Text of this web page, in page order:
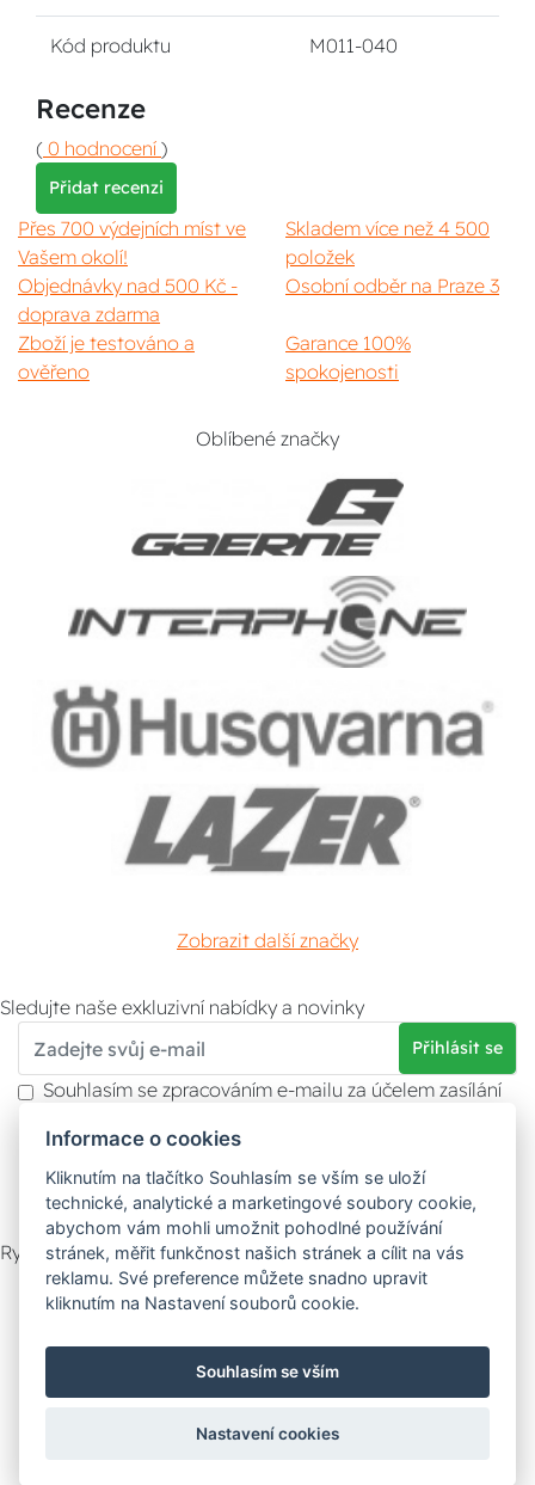
Kód produktu M011-040
Recenze
( 0 hodnocení )
Přidat recenzi
Přes 700 výdejních míst ve
Vašem okolí!
Skladem více než 4 500
položek
Objednávky nad 500 Kč -
doprava zdarma
Osobní odběr na Praze 3
Zboží je testováno a
ověřeno
Garance 100%
spokojenosti
Oblíbené značky
Zobrazit další značky
Sledujte naše exkluzivní nabídky a novinky
Přihlásit se
Souhlasím se zpracováním e-mailu za účelem zasílání
Více informací naleznete v
údajů . Souhlas můžete kdykoliv odvolat.
Rychlý kontakt
Zákaznický servis Vyzvednutí zboží
Informace o cookies
Kliknutím na tlačítko Souhlasím se vším se uloží
technické, analytické a marketingové soubory cookie,
abychom vám mohli umožnit pohodlné používání
stránek, měřit funkčnost našich stránek a cílit na vás
reklamu. Své preference můžete snadno upravit
kliknutím na Nastavení souborů cookie.
Souhlasím se vším
Nastavení cookies